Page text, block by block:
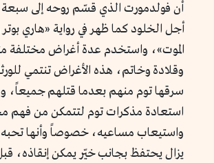
أن فولدمورت الذي قسّم روحه إلى
أجل الخلود كما ظهر في رواية «هاري
الموت»، واستخدم عدة أغراض مختلفة
وقلادة وخاتم، هذه الأغراض تنتمي
سرقها توم منهم بعدما قتلهم جميعاً،
استعادة مذكرات توم لتتمكن من فهم
واستيعاب مساعيه، خصوصاً وأنها تحبه
يزال يحتفظ بجانب خيّر يمكن إنقاذه،